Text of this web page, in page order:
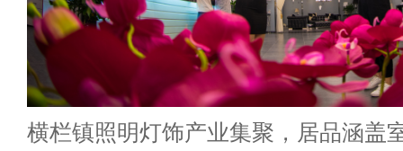
横栏镇照明灯饰产业集聚，居品涵盖